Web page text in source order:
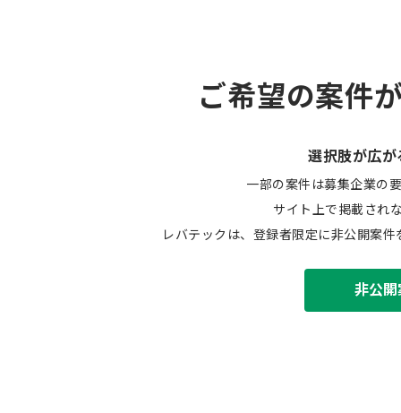
ご希望の案件
選択肢が広が
一部の案件は募集企業の
サイト上で掲載され
レバテックは、登録者限定に非公開案
非公